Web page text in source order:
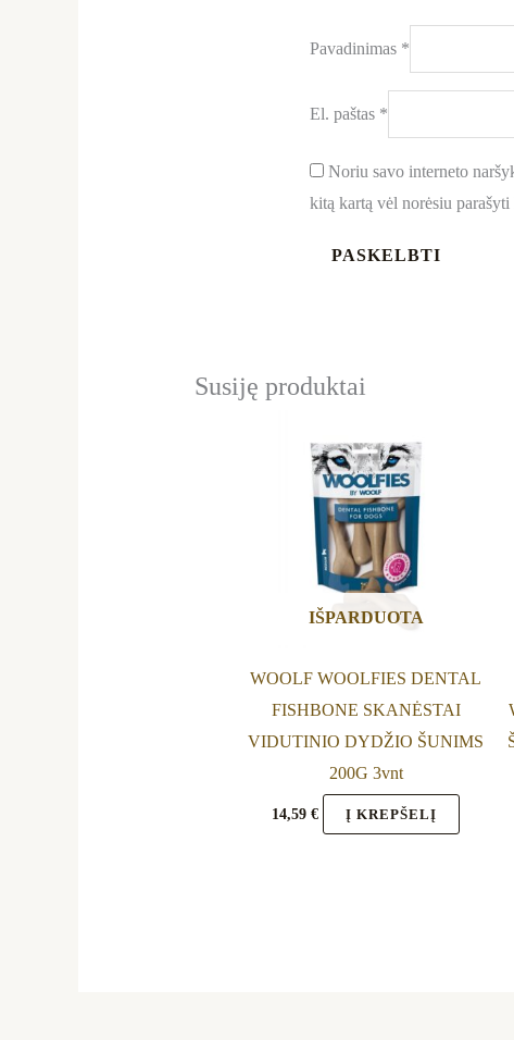
Pavadinimas *
El. paštas *
Noriu savo interneto
kitą kartą vėl norėsiu parašyti
Susiję produktai
IŠPARDUOTA
WOOLF WOOLFIES DENTAL
FISHBONE SKANĖSTAI
VIDUTINIO DYDŽIO ŠUNIMS
200G 3vnt
14,59€ Į KREPŠELĮ